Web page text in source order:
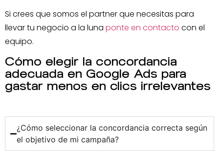
Si crees que somos el partner que necesitas para
llevar tu negocio a la luna ponte en contacto con el
equipo.
Cómo elegir la concordancia
adecuada en Google Ads para
gastar menos en clics irrelevantes
¿Cómo seleccionar la concordancia correcta según
el objetivo de mi campaña?